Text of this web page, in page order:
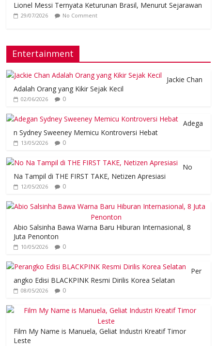
Lionel Messi Ternyata Keturunan Brasil, Menurut Sejarawan
29/07/2026 No Comment
Entertainment
Jackie Chan
Adalah Orang yang Kikir Sejak Kecil
02/06/2026 0
Adega
n Sydney Sweeney Memicu Kontroversi Hebat
13/05/2026 0
No
Na Tampil di THE FIRST TAKE, Netizen Apresiasi
12/05/2026 0
Abio Salsinha Bawa Warna Baru Hiburan Internasional, 8
Juta Penonton
10/05/2026 0
Per
angko Edisi BLACKPINK Resmi Dirilis Korea Selatan
08/05/2026 0
Film My Name is Manuela, Geliat Industri Kreatif Timor
Leste